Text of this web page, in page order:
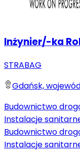
Inżynier/-ka
STRABAG
Gdańsk,
Budownictwo
Instalacje
Budownictwo
Instalacje